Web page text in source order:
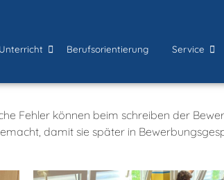
Unterricht Berufsorientierung Service
Fehler können beim schreiben der
damit sie später in